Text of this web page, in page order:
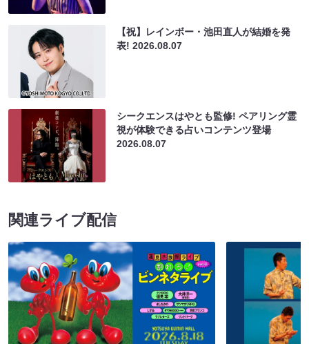
【祝】レインボー・池田直人が結婚を発
表!2026.08.07
シークエンスはやとも監修! ペアリング霊
視が体験できる占いコンテンツ登場
2026.08.07
関連ライブ配信